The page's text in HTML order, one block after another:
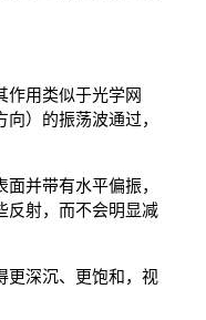
作用类似于光学网
）的振荡波通过，
并带有水平偏振，
反射，而不会明显减
更深沉、更饱和，视